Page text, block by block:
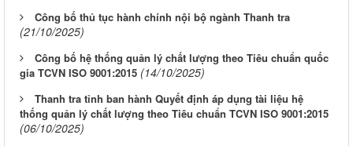
Công bố thủ tục hành chính nội bộ ngành Thanh tra
(21/10/2025)
Công bố hệ thống quản lý chất lượng theo Tiêu chuẩn quốc
gia TCVN ISO 9001:2015 (14/10/2025)
Thanh tra tỉnh ban hành Quyết định áp dụng tài liệu hệ
thống quản lý chất lượng theo Tiêu chuẩn TCVN ISO 9001:2015
(06/10/2025)